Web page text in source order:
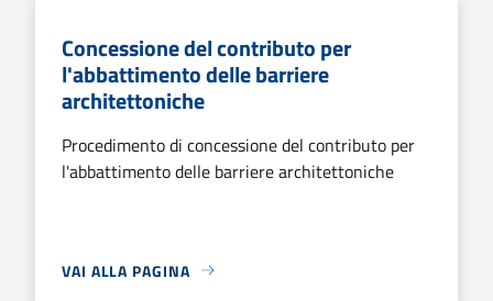
Concessione del contributo per
l'abbattimento delle barriere
architettoniche
Procedimento di concessione del contributo per
l'abbattimento delle barriere architettoniche
VAI ALLA PAGINA